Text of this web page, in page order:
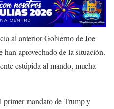
al anterior Gobierno de Joe
aprovechado de la situación.
estúpida al mando, mucha
mandato de Trump y